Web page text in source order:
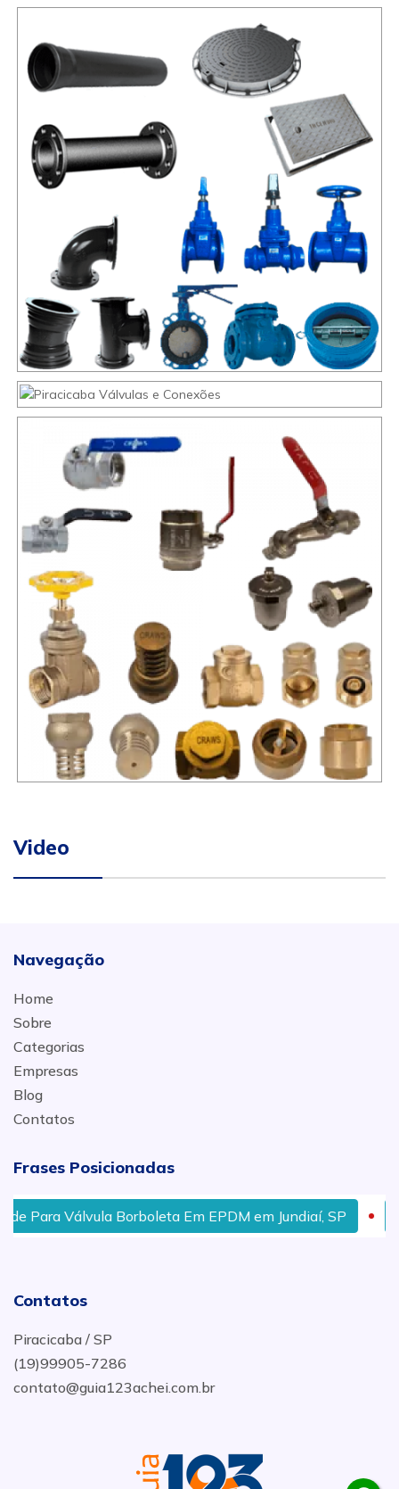
Video
Navegação
Home
Sobre
Categorias
Empresas
Blog
Contatos
Frases Posicionadas
Válvula Borboleta Em EPDM em Jundiaí, SP
Contatos
Piracicaba / SP
(19)99905-7286
contato@guia123achei.com.br